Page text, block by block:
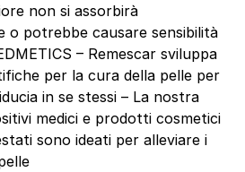
non si assorbirà
o potrebbe causare sensibilità
– Remescar sviluppa
per la cura della pelle per
in se stessi – La nostra
medici e prodotti cosmetici
sono ideati per alleviare i